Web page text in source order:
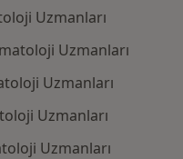
Uzmanları
Uzmanları
Uzmanları
Uzmanları
Uzmanları